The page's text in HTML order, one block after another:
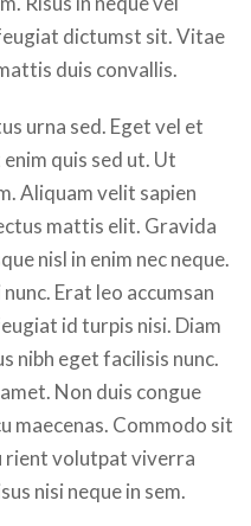
dictumst sit. Vitae
duis convallis.
urna sed. Eget vel et
quis sed ut. Ut
Aliquam velit sapien
mattis elit. Gravida
nisl in enim nec neque.
Erat leo accumsan
id turpis nisi. Diam
nibh eget facilisis nunc.
Non duis congue
maecenas. Commodo sit
rient volutpat viverra
nisi neque in sem.